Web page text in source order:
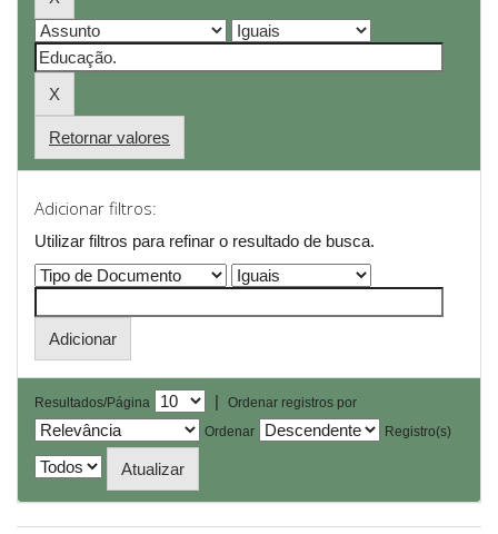
Retornar valores
Adicionar filtros:
Utilizar filtros para refinar o resultado de busca.
Resultados/Página |
Ordenar registros por
Ordenar
Registro(s)